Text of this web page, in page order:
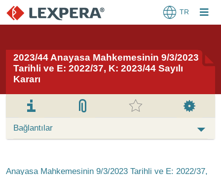
TR
2023/44 Anayasa Mahkemesinin 9/3/2023
Tarihli ve E: 2022/37, K: 2023/44 Sayılı
Kararı
Bağlantılar
Anayasa Mahkemesinin 9/3/2023 Tarihli ve E: 2022/37,